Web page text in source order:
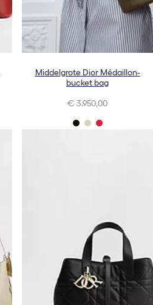
Middelgrote Dior Médaillon-
bucket bag
€ 3.950,00